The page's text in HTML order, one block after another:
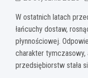
W ostatnich latach
łańcuchy dostaw,
płynnościowej.
charakter tymczasowy,
przedsiębiorstw stała